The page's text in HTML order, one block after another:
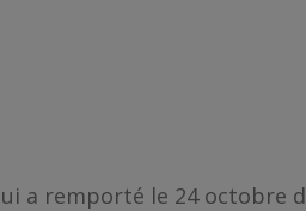
a remporté le 24 octobre